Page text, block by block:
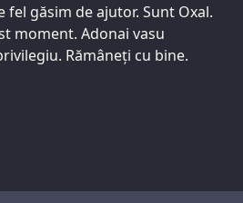
fel găsim de ajutor. Sunt Oxal.
moment. Adonai vasu
Rămâneți cu bine.